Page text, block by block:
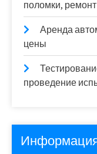
поломки, ремонт
Аренда
цены
проведение